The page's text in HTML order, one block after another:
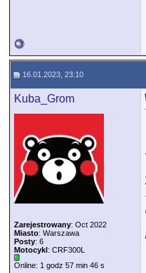
16.01.2023, 23:10
Kuba_Grom
Zarejestrowany: Oct 2022
Miasto: Warszawa
Posty: 6
Motocykl: CRF300L
Online: 1 godz 57 min 46 s